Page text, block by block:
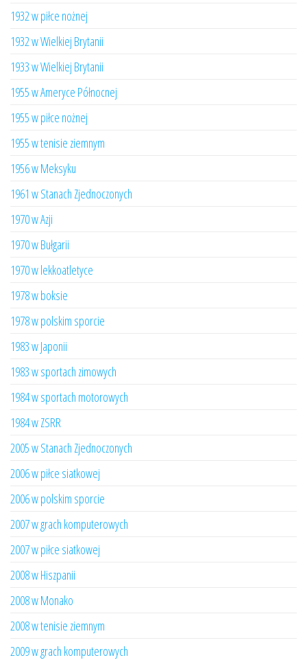
1932 w piłce nożnej
1932 w Wielkiej Brytanii
1933 w Wielkiej Brytanii
1955 w Ameryce Północnej
1955 w piłce nożnej
1955 w tenisie ziemnym
1956 w Meksyku
1961 w Stanach Zjednoczonych
1970 w Azji
1970 w Bułgarii
1970 w lekkoatletyce
1978 w boksie
1978 w polskim sporcie
1983 w Japonii
1983 w sportach zimowych
1984 w sportach motorowych
1984 w ZSRR
2005 w Stanach Zjednoczonych
2006 w piłce siatkowej
2006 w polskim sporcie
2007 w grach komputerowych
2007 w piłce siatkowej
2008 w Hiszpanii
2008 w Monako
2008 w tenisie ziemnym
2009 w grach komputerowych